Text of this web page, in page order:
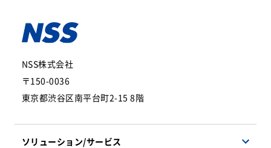
NSS株式会社
〒150-0036
東京都渋谷区南平台町2-15 8階
ソリューション/サービス